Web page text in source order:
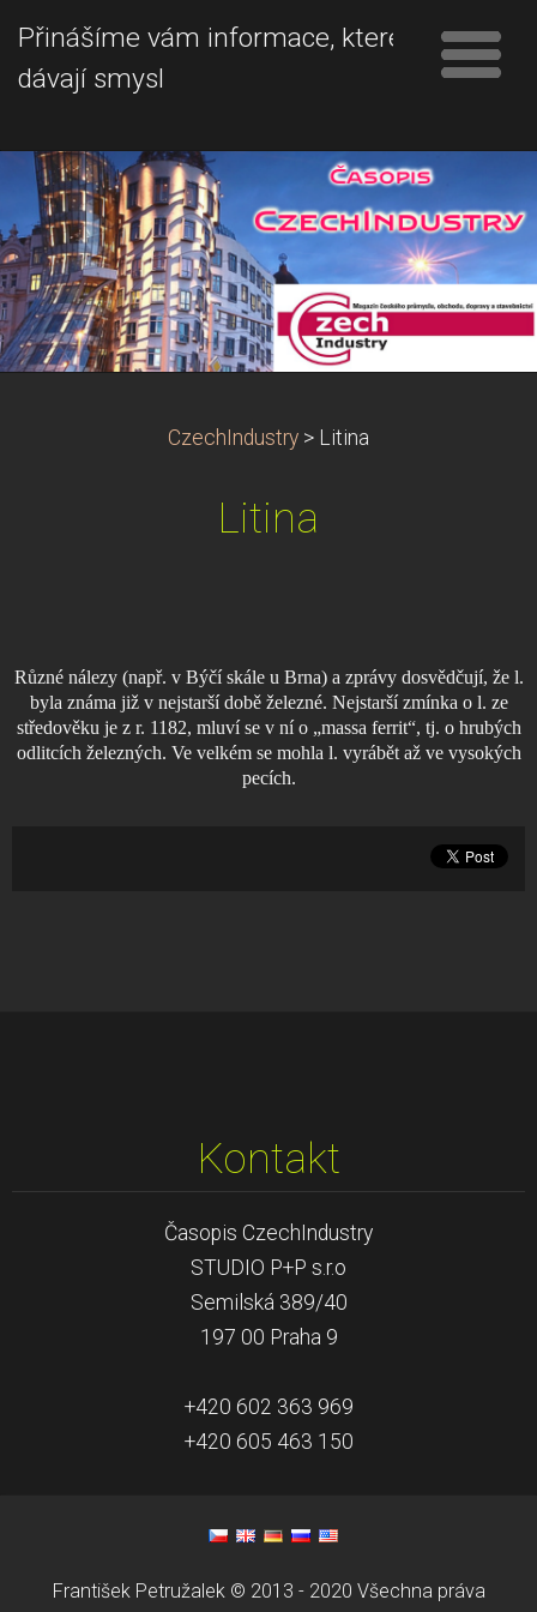
Přinášíme vám informace, které
dávají smysl
CzechIndustry > Litina
Litina
Různé nálezy (např. v Býčí skále u Brna) a zprávy dosvědčují, že l.
byla známa již v nejstarší době železné. Nejstarší zmínka o l. ze
středověku je z r. 1182, mluví se v ní o „massa ferrit“, tj. o hrubých
odlitcích železných. Ve velkém se mohla l. vyrábět až ve vysokých
pecích.
Kontakt
Časopis CzechIndustry
STUDIO P+P s.r.o
Semilská 389/40
197 00 Praha 9
+420 602 363 969
+420 605 463 150
František Petružalek © 2013 - 2020 Všechna práva